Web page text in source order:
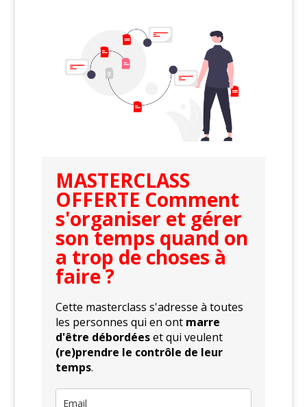
MASTERCLASS
OFFERTE Comment
s'organiser et gérer
son temps quand on
a trop de choses à
faire ?
Cette masterclass s'adresse à toutes
les personnes qui en ont marre
d'être débordéeset qui veulent
(re)prendre le contrôle de leur
temps.